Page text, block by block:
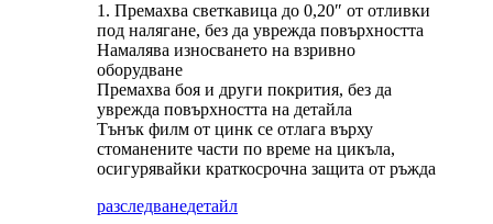
1. Премахва светкавица до 0,20″ от отливки
под налягане, без да уврежда повърхността
Намалява износването на взривно
оборудване
Премахва боя и други покрития, без да
уврежда повърхността на детайла
Тънък филм от цинк се отлага върху
стоманените части по време на цикъла,
осигурявайки краткосрочна защита от ръжда
разследванедетайл